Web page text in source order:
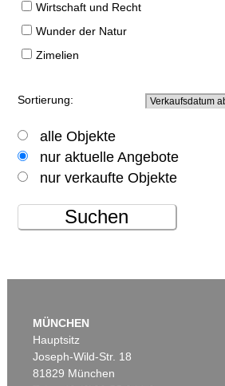
Wirtschaft und Recht
Wunder der Natur
Zimelien
Sortierung:
alle Objekte
nur aktuelle Angebote
nur verkaufte Objekte
Suchen
MÜNCHEN
Hauptsitz
Joseph-Wild-Str. 18
81829 München